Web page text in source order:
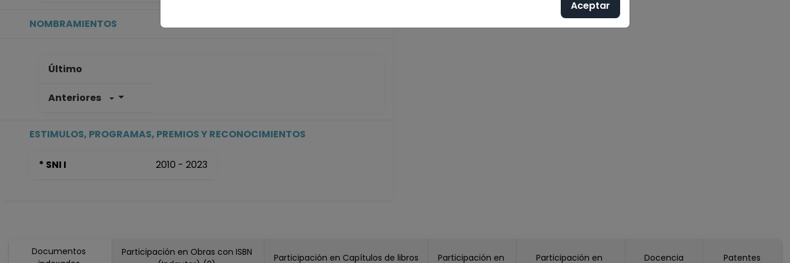
NOMBRAMIENTOS
Último
Anteriores
ESTIMULOS, PROGRAMAS, PREMIOS Y RECONOCIMIENTOS
* SNI I 2010 - 2023
Documentos
Participación en Obras con ISBN
Participación en Capítulos de libros Participación en Participación en Docencia Patentes
Aceptar